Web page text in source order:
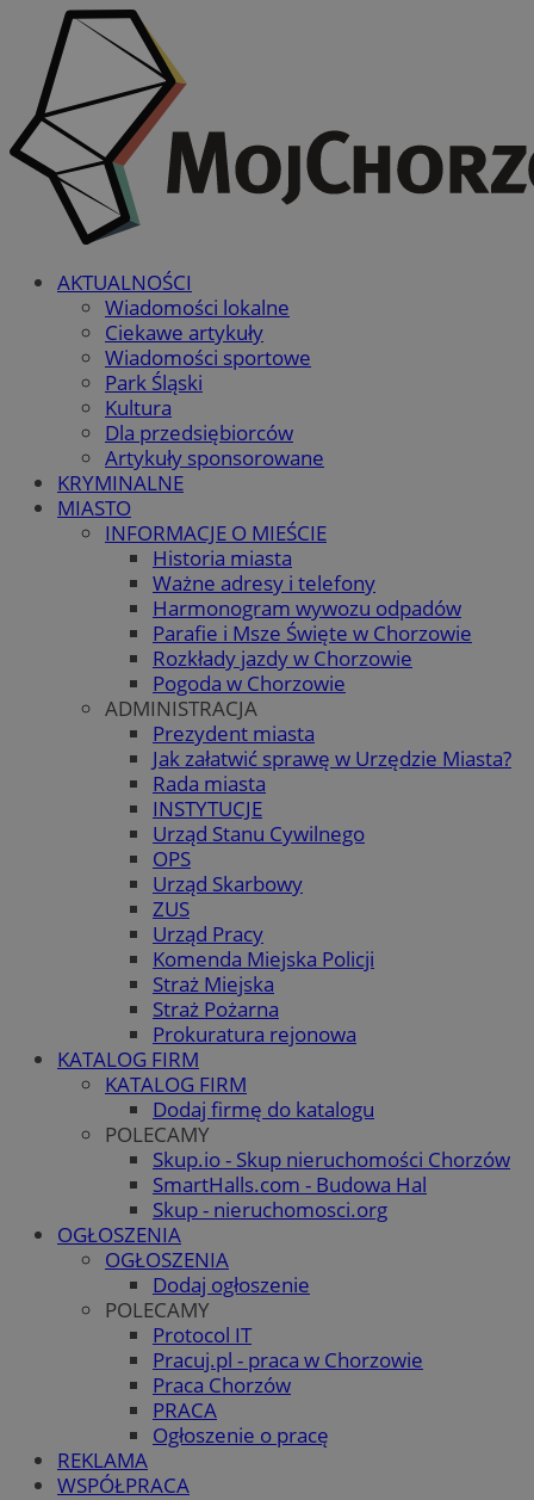
AKTUALNOŚCI
Wiadomości lokalne
Ciekawe artykuły
Wiadomości sportowe
Park Śląski
Kultura
Dla przedsiębiorców
Artykuły sponsorowane
KRYMINALNE
MIASTO
INFORMACJE O MIEŚCIE
Historia miasta
Ważne adresy i telefony
Harmonogram wywozu odpadów
Parafie i Msze Święte w Chorzowie
Rozkłady jazdy w Chorzowie
Pogoda w Chorzowie
ADMINISTRACJA
Prezydent miasta
Jak załatwić sprawę w Urzędzie Miasta?
Rada miasta
INSTYTUCJE
Urząd Stanu Cywilnego
OPS
Urząd Skarbowy
ZUS
Urząd Pracy
Komenda Miejska Policji
Straż Miejska
Straż Pożarna
Prokuratura rejonowa
KATALOG FIRM
KATALOG FIRM
Dodaj firmę do katalogu
POLECAMY
Skup.io - Skup nieruchomości Chorzów
SmartHalls.com - Budowa Hal
Skup - nieruchomosci.org
OGŁOSZENIA
OGŁOSZENIA
Dodaj ogłoszenie
POLECAMY
Protocol IT
Pracuj.pl - praca w Chorzowie
Praca Chorzów
PRACA
Ogłoszenie o pracę
REKLAMA
WSPÓŁPRACA